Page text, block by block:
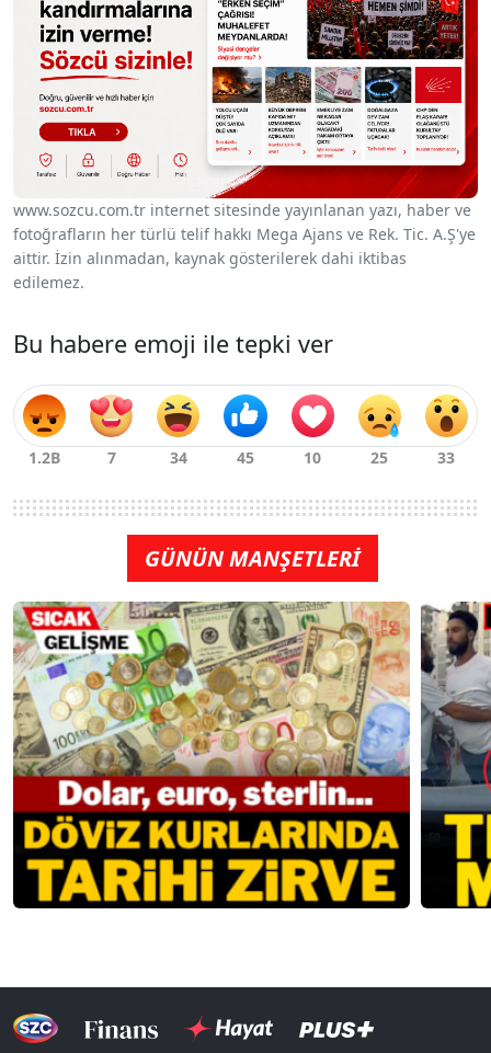
www.sozcu.com.tr internet sitesinde yayınlanan yazı, haber ve
fotoğrafların her türlü telif hakkı Mega Ajans ve Rek. Tic. A.Ş'ye
aittir. İzin alınmadan, kaynak gösterilerek dahi iktibas
edilemez.
Bu habere emoji ile tepki ver
GÜNÜN MANŞETLERİ